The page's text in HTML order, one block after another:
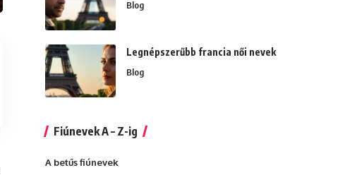
Blog
Legnépszerűbb francia női nevek
Blog
Fiúnevek A – Z-ig
A betűs fiúnevek